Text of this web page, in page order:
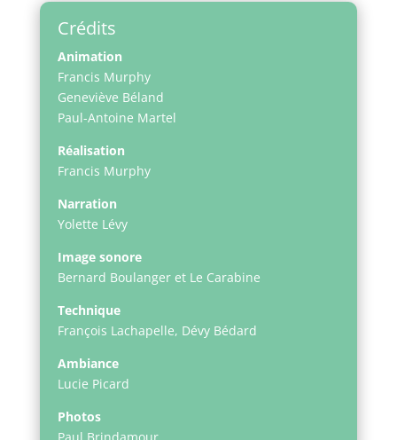
Crédits
Animation
Francis Murphy
Geneviève Béland
Paul-Antoine Martel
Réalisation
Francis Murphy
Narration
Yolette Lévy
Image sonore
Bernard Boulanger et Le Carabine
Technique
François Lachapelle, Dévy Bédard
Ambiance
Lucie Picard
Photos